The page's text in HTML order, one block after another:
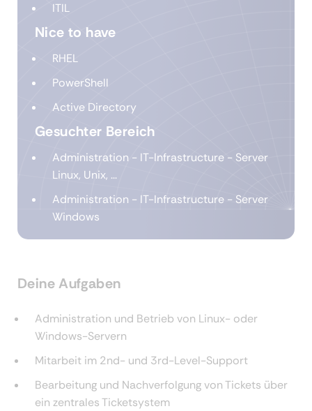
ITIL
Nice to have
RHEL
PowerShell
Active Directory
Gesuchter Bereich
Administration - IT-Infrastructure - Server
Linux, Unix, ...
Administration - IT-Infrastructure - Server
Windows
Deine Aufgaben
Administration und Betrieb von Linux- oder
Windows-Servern
Mitarbeit im 2nd- und 3rd-Level-Support
Bearbeitung und Nachverfolgung von Tickets über
ein zentrales Ticketsystem